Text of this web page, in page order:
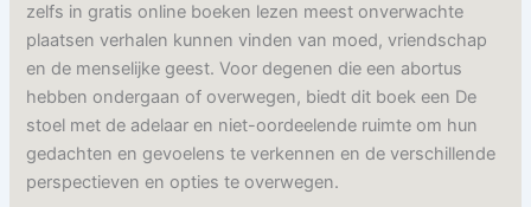
zelfs in gratis online boeken lezen meest onverwachte
plaatsen verhalen kunnen vinden van moed, vriendschap
en de menselijke geest. Voor degenen die een abortus
hebben ondergaan of overwegen, biedt dit boek een De
stoel met de adelaar en niet-oordeelende ruimte om hun
gedachten en gevoelens te verkennen en de verschillende
perspectieven en opties te overwegen.